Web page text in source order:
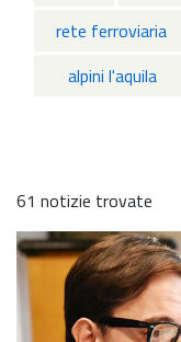
rete ferroviaria
alpini l'aquila
61 notizie trovate